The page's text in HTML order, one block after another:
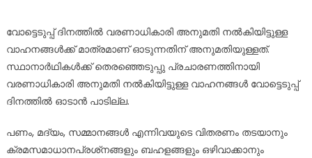
വോട്ടെടുപ്പ് ദിനത്തിൽ വരണാധികാരി അനുമതി നൽകിയിട്ടുള്ള
വാഹനങ്ങൾക്ക് മാത്രമാണ് ഓടുന്നതിന് അനുമതിയുള്ളത്.
സ്ഥാനാർഥികൾക്ക് തെരഞ്ഞെടുപ്പു പ്രചാരണത്തിനായി
വരണാധികാരി അനുമതി നൽകിയിട്ടുള്ള വാഹനങ്ങൾ വോട്ടെടുപ്പ്
ദിനത്തിൽ ഓടാൻ പാടില്ല.
പണം, മദ്യം, സമ്മാനങ്ങൾ എന്നിവയുടെ വിതരണം തടയാനും
ക്രമസമാധാനപ്രശ്‌നങ്ങളും ബഹളങ്ങളും ഒഴിവാക്കാനും